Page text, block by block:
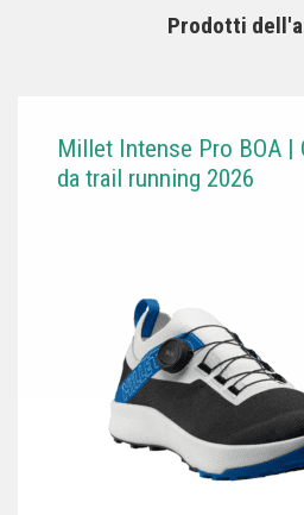
Prodotti
Millet Intense Pro BOA |
da trail running 2026